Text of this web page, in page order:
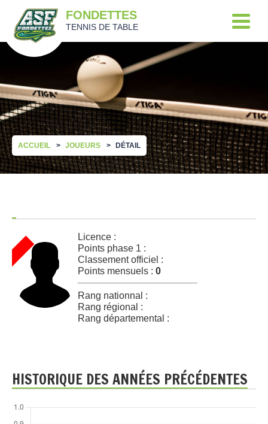
FONDETTES
TENNIS DE TABLE
ACCUEIL JOUEURS DÉTAIL
Licence :
Points phase 1 :
Classement officiel :
Points mensuels : 0
Rang nationnal :
Rang régional :
Rang départemental :
HISTORIQUE DES ANNÉES PRÉCÉDENTES